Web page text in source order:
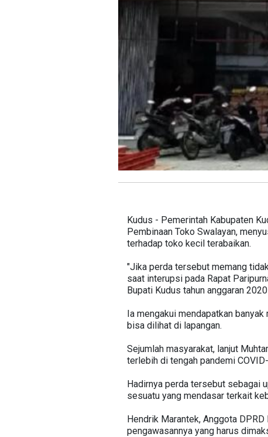
Kudus - Pemerintah Kabupaten
Pembinaan Toko Swalayan,
terhadap toko kecil terabaikan.
"Jika perda tersebut memang
saat interupsi pada Rapat
Bupati Kudus tahun anggaran
Ia mengakui mendapatkan
bisa dilihat di lapangan.
Sejumlah masyarakat, lanjut
terlebih di tengah pandemi
Hadirnya perda tersebut sebagai
sesuatu yang mendasar terkait
Hendrik Marantek, Anggota
pengawasannya yang harus